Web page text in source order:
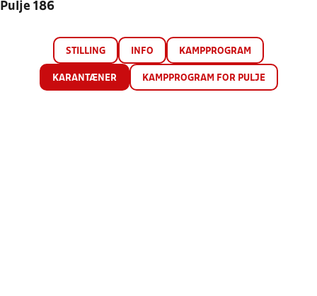
Pulje 186
STILLING INFO KAMPPROGRAM
KARANTÆNER KAMPPROGRAM FOR PULJE